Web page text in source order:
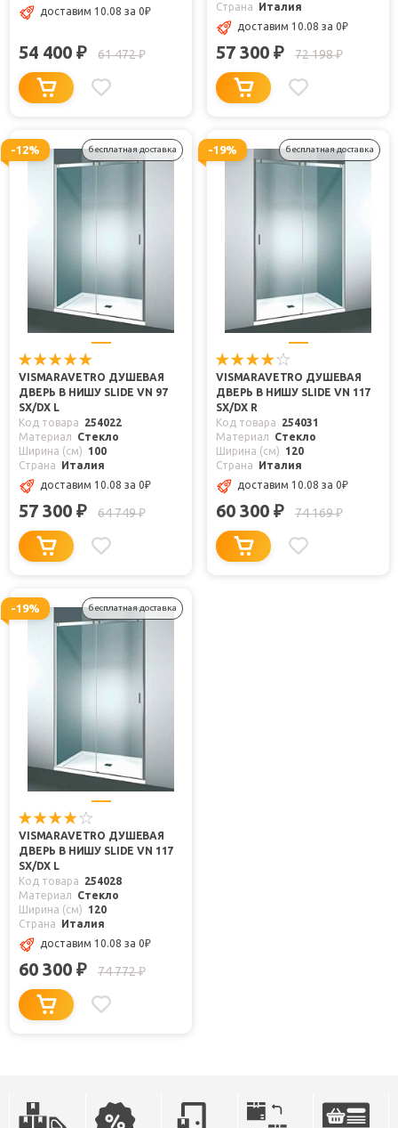
доставим 10.08 за 0₽
54 400 ₽ 61 472₽
Страна
Италия
доставим 10.08 за 0₽
57 300 ₽ 72 198₽
-12% бесплатная доставка
VISMARAVETRO ДУШЕВАЯ
ДВЕРЬ В НИШУ SLIDE VN 97
SX/DX L
Код товара
254022
Материал
Стекло
Ширина (см)
100
Страна
Италия
доставим 10.08 за 0₽
57 300 ₽ 64 749₽
-19% бесплатная доставка
VISMARAVETRO ДУШЕВАЯ
ДВЕРЬ В НИШУ SLIDE VN 117
SX/DX R
Код товара
254031
Материал
Стекло
Ширина (см)
120
Страна
Италия
доставим 10.08 за 0₽
60 300 ₽ 74 169₽
-19% бесплатная доставка
VISMARAVETRO ДУШЕВАЯ
ДВЕРЬ В НИШУ SLIDE VN 117
SX/DX L
Код товара
254028
Материал
Стекло
Ширина (см)
120
Страна
Италия
доставим 10.08 за 0₽
60 300 ₽ 74 772₽